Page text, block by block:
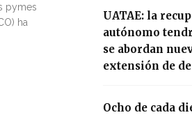
pymes
ha
UATAE: la
autónomo
se abordan
extensión de
Ocho de cada